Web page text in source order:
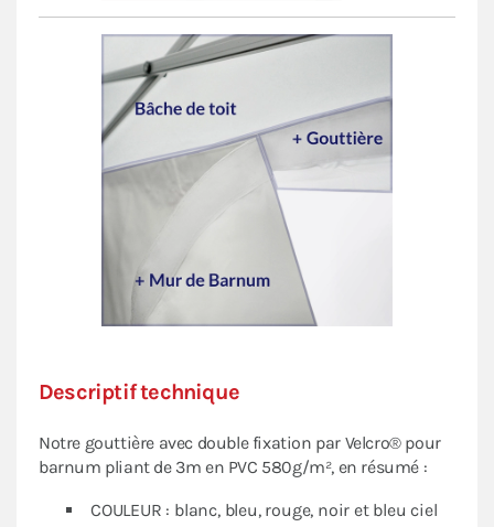
Descriptif technique
Notre gouttière avec double fixation par Velcro® pour
barnum pliant de 3m en PVC 580g/m², en résumé :
COULEUR : blanc, bleu, rouge, noir et bleu ciel